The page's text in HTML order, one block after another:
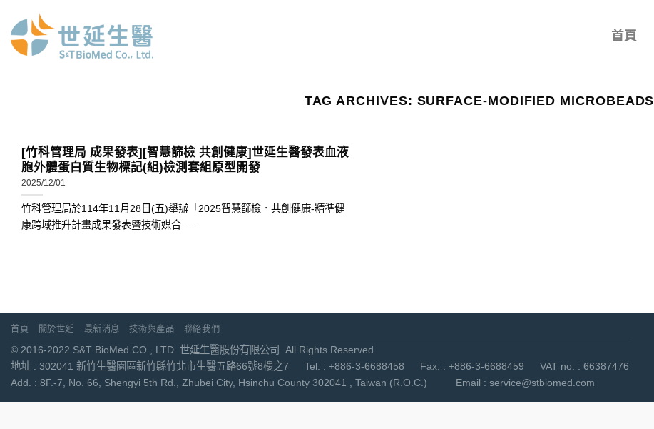
content
首頁
TAG ARCHIVES: SURFACE-MODIFIED MICROBEADS
[竹科管理局 成果發表][智慧篩檢 共創健康]世延生醫發表血液
胞外體蛋白質生物標記(組)檢測套組原型開發
2025/12/01
竹科管理局於114年11月28日(五)舉辦「2025智慧篩檢．共創健康-精準健
康跨域推升計畫成果發表暨技術媒合......
首頁 關於世延 最新消息 技術與產品 聯絡我們
© 2016-2022 S&T BioMed CO., LTD. 世延生醫股份有限公司. All Rights Reserved.
地址 : 302041 新竹生醫園區新竹縣竹北市生醫五路66號8樓之7 Tel. : +886-3-6688458 Fax. : +886-3-6688459 VAT no. : 66387476
Add. : 8F.-7, No. 66, Shengyi 5th Rd., Zhubei City, Hsinchu County 302041 , Taiwan (R.O.C.) Email : service@stbiomed.com